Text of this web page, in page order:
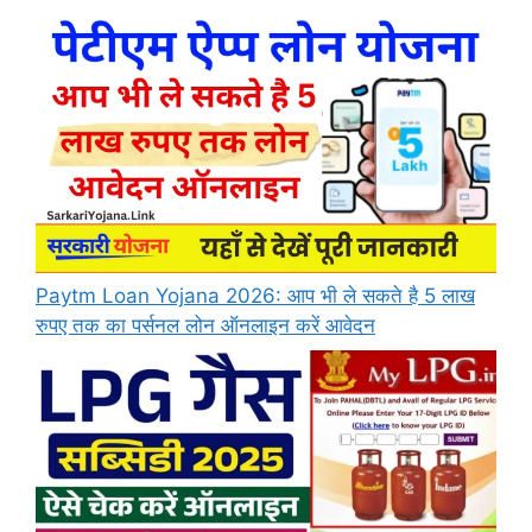
Paytm Loan Yojana 2026: आप भी ले सकते है 5 लाख
रुपए तक का पर्सनल लोन ऑनलाइन करें आवेदन